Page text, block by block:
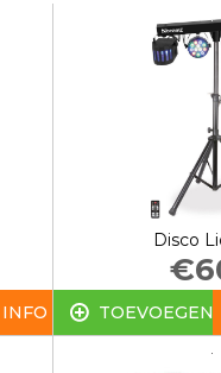
Disco
TOEVOEGEN